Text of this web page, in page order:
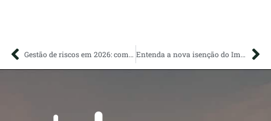
Gestão de riscos em 2026: como empresas podem atravessar incertezas e crescer mesmo em um cenário global instável Entenda a nova isenção do Imposto de Renda em 2026